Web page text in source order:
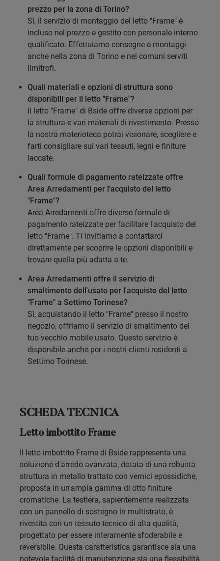
prezzo per la zona di Torino?
Sì, il servizio di montaggio del letto "Frame" è
incluso nel prezzo e gestito con personale interno
qualificato. Effettuiamo consegne e montaggi
anche nella zona di Torino e nei comuni serviti
limitrofi.
Quali materiali e opzioni di struttura sono
disponibili per il letto "Frame"?
Il letto "Frame" di Bside offre diverse opzioni per
la struttura e vari materiali di rivestimento. Presso
la nostra materioteca potrai visionare, scegliere e
farti consigliare sui vari tessuti, legni e finiture
laccate.
Quali formule di pagamento rateizzate offre
Area Arredamenti per l'acquisto del letto
"Frame"?
Area Arredamenti offre diverse formule di
pagamento rateizzate per facilitare l'acquisto del
letto "Frame". Ti invitiamo a contattarci
direttamente per scoprire le opzioni disponibili e
trovare quella più adatta a te.
Area Arredamenti offre il servizio di
smaltimento dell'usato per l'acquisto del letto
"Frame" a Settimo Torinese?
Sì, acquistando il letto "Frame" presso il nostro
negozio, offriamo il servizio di smaltimento del
tuo vecchio mobile usato. Questo servizio è
disponibile anche per i nostri clienti residenti a
Settimo Torinese.
SCHEDA TECNICA
Letto imbottito Frame
Il letto imbottito Frame di Bside rappresenta una
soluzione d'arredo avanzata, dotata di una robusta
struttura in metallo trattato con vernici epossidiche,
proposta in un'ampia gamma di otto finiture
cromatiche. La testiera, sapientemente realizzata
con un pannello di sostegno in multistrato, è
rivestita con un tessuto tecnico di alta qualità,
progettato per essere interamente sfoderabile e
reversibile. Questa caratteristica garantisce sia una
notevole facilità di manutenzione sia una flessibilità